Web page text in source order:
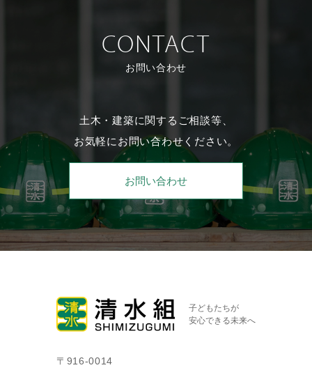
CONTACT
お問い合わせ
土木・建築に関するご相談等、
お気軽にお問い合わせください。
お問い合わせ
子どもたちが
安心できる未来へ
〒916-0014